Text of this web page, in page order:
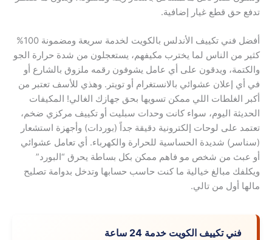
تدفع حق قطع غيار إضافية.
أفضل فني تكييف الأندلس بالكويت لخدمة سريعة ومضمونة 100%
كثير من الناس لما يخترب مكيفهم، يستعجلون من شدة حرارة الجو
والكتمة، ويدقون على أي عامل يشوفون رقمه ملزوق بالشارع أو
في أي إعلان عشوائي بالانستغرام أو تويتر. وهذي للأسف تعتبر من
أكبر الغلطات اللي ممكن تسويها بحق جهازك الغالي! المكيفات
الحديثة اليوم، سواء كانت وحدات سبليت أو تكييف مركزي ضخم،
تعتمد على لوحات إلكترونية دقيقة جداً (بوردات) وأجهزة استشعار
(سناسر) شديدة الحساسية للحرارة والكهرباء. أي تعامل عشوائي
أو عبث من شخص مو فاهم ممكن بكل بساطة يحرق “البورد”
ويكلفك مبالغ خيالية ما كنت حاسب حسابها وتدخل بدوامة تصليح
مالها أول من تالي.
فني تكييف الكويت خدمة 24 ساعة